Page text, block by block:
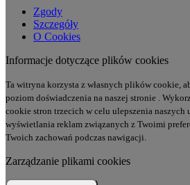
Zgody
Szczegóły
O Cookies
Informacje dotyczące plików cookies
Ta witryna korzysta z własnych plików cookie,
poziom doświadczenia na naszej stronie .
cookie stron trzecich w celu ulepszenia naszych
wyświetlania reklam związanych z Twoimi
Twoich zachowań podczas nawigacji.
Zarządzanie plikami cookies